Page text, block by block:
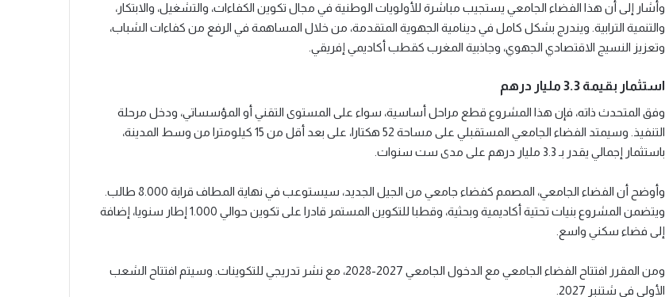
وأشار إلى أن هذا الفضاء الجامعي يستجيب مباشرة للأولويات الوطنية في مجال تكوين الكفاءات، والتشغيل، والابتكار،
والتنمية الترابية. ويندرج بشكل كامل في دينامية الجهوية المتقدمة، من خلال المساهمة في الرفع من كفاءات الشباب،
وتعزيز النسيج الاقتصادي الجهوي، وجاذبية المغرب كقطب أكاديمي إفريقي.
استثمار بقيمة 3.3 مليار درهم
وفق المتحدث ذاته، فإن هذا المشروع قطع مراحل أساسية، سواء على المستوى التقني أو المؤسساتي، ودخل مرحلة
التنفيذ. وسيمتد الفضاء الجامعي المستقبلي على مساحة 52 هكتارا، على بعد أقل من 15 كيلومترا من وسط المدينة،
باستثمار إجمالي يقدر بـ 3.3 مليار درهم على مدى ست سنوات.
وأوضح أن الفضاء الجامعي، المصمم كفضاء جامعي من الجيل الجديد، سيستوعب في نهاية المطاف قرابة 8.000 طالب.
ويتضمن المشروع بنيات تحتية أكاديمية وبحثية، وقطبا للتكوين المستمر قادرا على تكوين حوالي 1.000 إطار سنويا، إضافة
إلى فضاء سكني واسع.
ومن المقرر افتتاح الفضاء الجامعي مع الدخول الجامعي 2027-2028، مع نشر تدريجي للتكوينات. وسيتم افتتاح الشعب
الأولى في شتنبر 2027.